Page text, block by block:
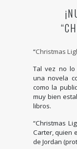
“Christmas
Tal vez no lo
una novela
como la
muy bien
libros.
“Christmas
Carter, quien
de Jordan